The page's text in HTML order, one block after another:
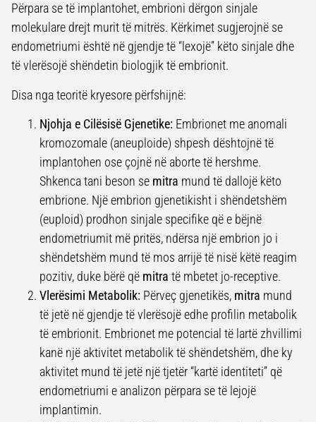
Përpara se të implantohet, embrioni dërgon sinjale
molekulare drejt murit të mitrës. Kërkimet sugjerojnë se
endometriumi është në gjendje të “lexojë” këto sinjale dhe
të vlerësojë shëndetin biologjik të embrionit.
Disa nga teoritë kryesore përfshijnë:
Njohja e Cilësisë Gjenetike: Embrionet me anomali
kromozomale (aneuploide) shpesh dështojnë të
implantohen ose çojnë në aborte të hershme.
Shkenca tani beson se mitra mund të dallojë këto
embrione. Një embrion gjenetikisht i shëndetshëm
(euploid) prodhon sinjale specifike që e bëjnë
endometriumit më pritës, ndërsa një embrion jo i
shëndetshëm mund të mos arrijë të nisë këtë reagim
pozitiv, duke bërë që mitra të mbetet jo-receptive.
Vlerësimi Metabolik: Përveç gjenetikës, mitra mund
të jetë në gjendje të vlerësojë edhe profilin metabolik
të embrionit. Embrionet me potencial të lartë zhvillimi
kanë një aktivitet metabolik të shëndetshëm, dhe ky
aktivitet mund të jetë një tjetër “kartë identiteti” që
endometriumi e analizon përpara se të lejojë
implantimin.